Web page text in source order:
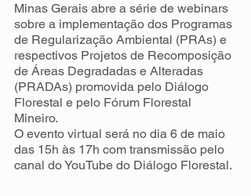
Minas Gerais abre a série de webinars
sobre a implementação dos Programas
de Regularização Ambiental (PRAs) e
respectivos Projetos de Recomposição
de Áreas Degradadas e Alteradas
(PRADAs) promovida pelo Diálogo
Florestal e pelo Fórum Florestal
Mineiro.
O evento virtual será no dia 6 de maio
das 15h às 17h com transmissão pelo
canal do YouTube do Diálogo Florestal.